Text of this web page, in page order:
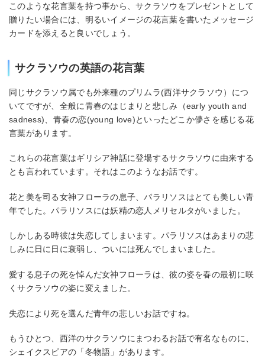
このような花言葉を持つ事から、サクラソウをプレゼントとして
贈りたい場合には、明るいイメージの花言葉を書いたメッセージ
カードを添えると良いでしょう。
サクラソウの英語の花言葉
同じサクラソウ属でも外来種のプリムラ(西洋サクラソウ）につ
いてですが、全般に青春のはじまりと悲しみ（early youth and
sadness)、青春の恋(young love)といったどこか儚さを感じる花
言葉があります。
これらの花言葉はギリシア神話に登場するサクラソウに由来する
とも言われています。それはこのようなお話です。
花と美を司る女神フローラの息子、パラリソスはとても美しい青
年でした。パラリソスには妖精の恋人メリセルタがいました。
しかしある時彼は失恋してしまいます。パラリソスはあまりの悲
しみに日に日に衰弱し、ついには死んでしまいました。
愛する息子の死を悼んだ女神フローラは、彼の姿を春の最初に咲
くサクラソウの姿に変えました。
失恋により死を選んだ青年の悲しいお話ですね。
もうひとつ、西洋のサクラソウにまつわるお話で有名なものに、
シェイクスピアの「冬物語」があります。